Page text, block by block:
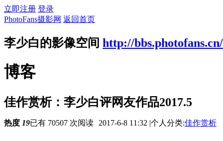
立即注册 登录
PhotoFans摄影网 返回首页
李少白的影像空间 http://
博客
佳作赏析：李少白评网友作品2017.5
热度 19已有 70507 次阅读 2017-6-8 11:32 |个人分类:佳作赏析